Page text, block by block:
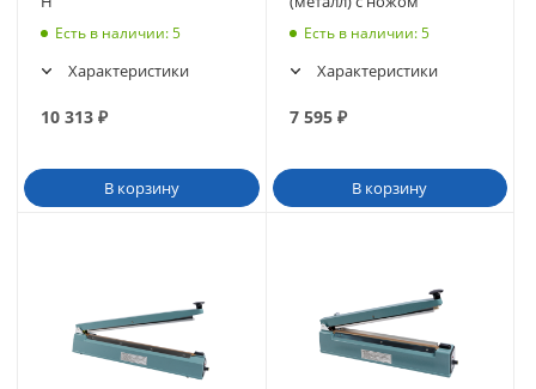
Есть в наличии: 5
Характеристики
10 313 ₽
В корзину
Есть в наличии: 5
Характеристики
7 595₽
В корзину